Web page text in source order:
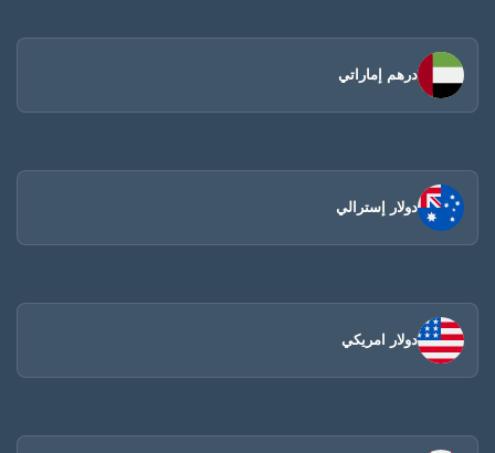
درهم إماراتي
دولار إسترالي
دولار امريكي